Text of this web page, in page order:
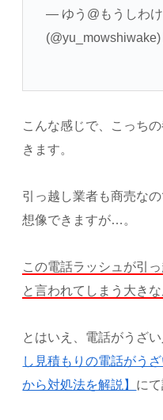
— ゆう@もうしわ
(@yu_mowshiwake)
こんな感じで、こっち
きます。
引っ越し業者も商売な
想像できますが…。
この電話ラッシュが引
と言われてしまう大き
とはいえ、電話がうざ
し見積もりの電話がう
から対処法を解説】 に